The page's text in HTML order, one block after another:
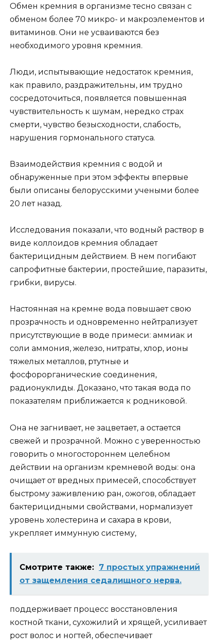
Обмен кремния в организме тесно связан с
обменом более 70 микро- и макроэлементов и
витаминов. Они не усваиваются без
необходимого уровня кремния.
Люди, испытывающие недостаток кремния,
как правило, раздражительны, им трудно
сосредоточиться, появляется повышенная
чувствительность к шумам, нередко страх
смерти, чувство безысходности, слабость,
нарушения гормонального статуса.
Взаимодействия кремния с водой и
обнаруженные при этом эффекты впервые
были описаны белорусскими учеными более
20 лет назад.
Исследования показали, что водный раствор в
виде коллоидов кремния обладает
бактерицидным действием. В нем погибают
сапрофитные бактерии, простейшие, паразиты,
грибки, вирусы.
Настоянная на кремне вода повышает свою
прозрачность и одновременно нейтрализует
присутствующие в воде примеси: аммиак и
соли аммония, железо, нитраты, хлор, ионы
тяжелых металлов, ртутные и
фосфорорганические соединения,
радионуклиды. Доказано, что такая вода по
показателям приближается к родниковой.
Она не загнивает, не зацветает, а остается
свежей и прозрачной. Можно с уверенностью
говорить о многостороннем целебном
действии на организм кремневой воды: она
очищает от вредных примесей, способствует
быстрому заживлению ран, ожогов, обладает
бактерицидными свойствами, нормализует
уровень холестерина и сахара в крови,
укрепляет иммунную систему,
Смотрите также: 7 простых упражнений
от защемления седалищного нерва.
поддерживает процесс восстановления
костной ткани, сухожилий и хрящей, усиливает
рост волос и ногтей, обеспечивает